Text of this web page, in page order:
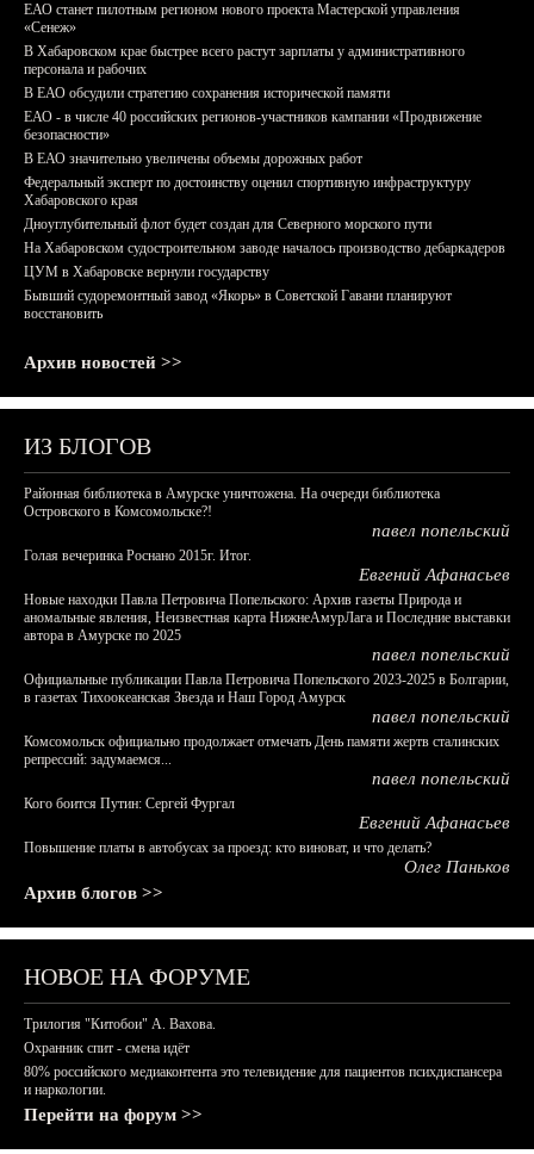
ЕАО станет пилотным регионом нового проекта Мастерской управления
«Сенеж»
В Хабаровском крае быстрее всего растут зарплаты у административного
персонала и рабочих
В ЕАО обсудили стратегию сохранения исторической памяти
ЕАО - в числе 40 российских регионов-участников кампании «Продвижение
безопасности»
В ЕАО значительно увеличены объемы дорожных работ
Федеральный эксперт по достоинству оценил спортивную инфраструктуру
Хабаровского края
Дноуглубительный флот будет создан для Северного морского пути
На Хабаровском судостроительном заводе началось производство дебаркадеров
ЦУМ в Хабаровске вернули государству
Бывший судоремонтный завод «Якорь» в Советской Гавани планируют
восстановить
Архив новостей >>
ИЗ БЛОГОВ
Районная библиотека в Амурске уничтожена. На очереди библиотека
Островского в Комсомольске?!
павел попельский
Голая вечеринка Роснано 2015г. Итог.
Евгений Афанасьев
Новые находки Павла Петровича Попельского: Архив газеты Природа и
аномальные явления, Неизвестная карта НижнеАмурЛага и Последние выставки
автора в Амурске по 2025
павел попельский
Официальные публикации Павла Петровича Попельского 2023-2025 в Болгарии,
в газетах Тихоокеанская Звезда и Наш Город Амурск
павел попельский
Комсомольск официально продолжает отмечать День памяти жертв сталинских
репрессий: задумаемся...
павел попельский
Кого боится Путин: Сергей Фургал
Евгений Афанасьев
Повышение платы в автобусах за проезд: кто виноват, и что делать?
Олег Паньков
Архив блогов >>
НОВОЕ НА ФОРУМЕ
Трилогия "Китобои" А. Вахова.
Охранник спит - смена идёт
80% российского медиаконтента это телевидение для пациентов психдиспансера
и наркологии.
Перейти на форум >>